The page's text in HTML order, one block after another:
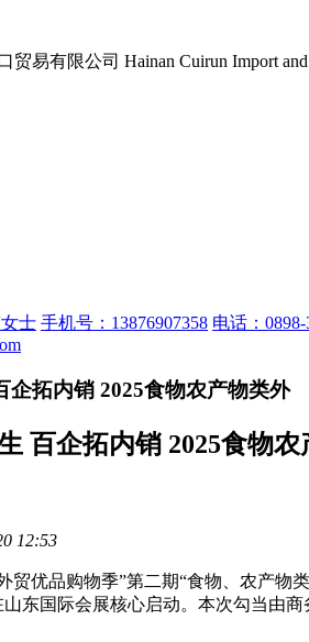
贸易有限公司 Hainan Cuirun Import
士 手机号：13876907358 电话：0898-
企拓内销 2025食物农产物类外
百企拓内销 2025食物农
12:53
优品购物季”第二期“食物、农产物
东国际会展核心启动。本次勾当由